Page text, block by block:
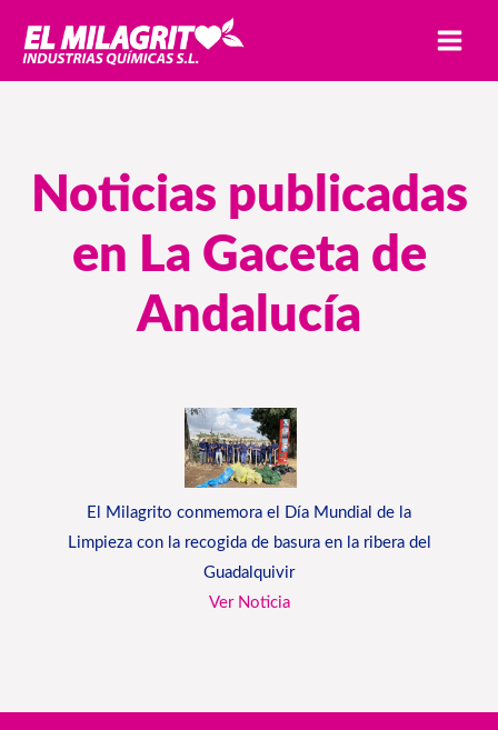
Noticias publicadas
en La Gaceta de
Andalucía
El Milagrito conmemora el Día Mundial de la
Limpieza con la recogida de basura en la ribera del
Guadalquivir
Ver Noticia